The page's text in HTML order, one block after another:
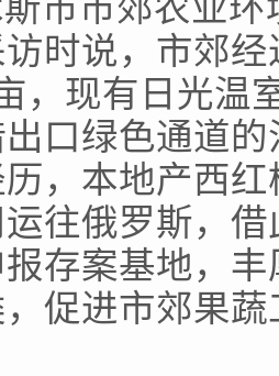
时说，市郊
，现有日光温
口绿色通道
，本地产西
往俄罗斯，
存案基地，
促进市郊果